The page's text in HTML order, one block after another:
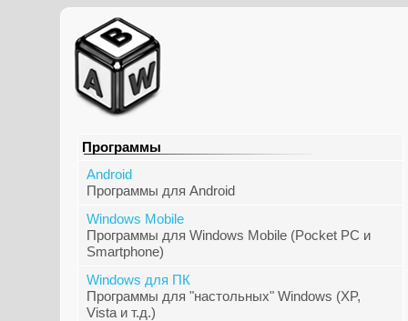
Программы
Android
Программы для Android
Windows Mobile
Программы для Windows Mobile (Pocket PC и
Smartphone)
Windows для ПК
Программы для "настольных" Windows (XP,
Vista и т.д.)